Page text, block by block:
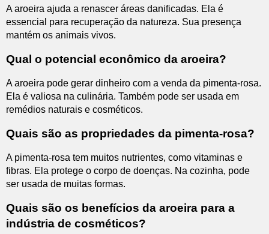
A aroeira ajuda a renascer áreas danificadas. Ela é
essencial para recuperação da natureza. Sua presença
mantém os animais vivos.
Qual o potencial econômico da aroeira?
A aroeira pode gerar dinheiro com a venda da pimenta-rosa.
Ela é valiosa na culinária. Também pode ser usada em
remédios naturais e cosméticos.
Quais são as propriedades da pimenta-rosa?
A pimenta-rosa tem muitos nutrientes, como vitaminas e
fibras. Ela protege o corpo de doenças. Na cozinha, pode
ser usada de muitas formas.
Quais são os benefícios da aroeira para a
indústria de cosméticos?